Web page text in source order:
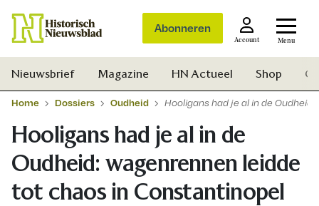
Abonneren
Account Menu
Nieuwsbrief Magazine HN Actueel Shop
Home Dossiers Oudheid Hooligans had je al in de
Hooligans had je al in de
Oudheid: wagenrennen leidde
tot chaos in Constantinopel